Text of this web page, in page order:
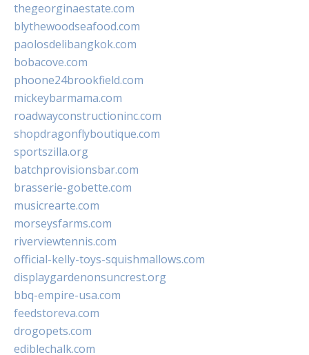
thegeorginaestate.com
blythewoodseafood.com
paolosdelibangkok.com
bobacove.com
phoone24brookfield.com
mickeybarmama.com
roadwayconstructioninc.com
shopdragonflyboutique.com
sportszilla.org
batchprovisionsbar.com
brasserie-gobette.com
musicrearte.com
morseysfarms.com
riverviewtennis.com
official-kelly-toys-squishmallows.com
displaygardenonsuncrest.org
bbq-empire-usa.com
feedstoreva.com
drogopets.com
ediblechalk.com